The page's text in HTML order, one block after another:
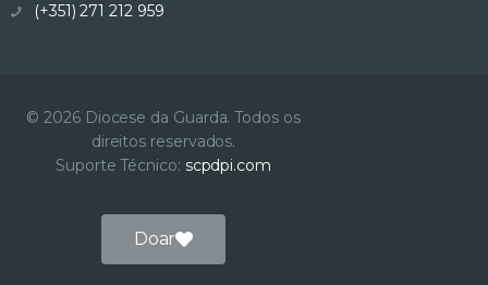
(+351) 271 212 959
© 2026 Diocese da Guarda. Todos os
direitos reservados.
Suporte Técnico: scpdpi.com
Doar